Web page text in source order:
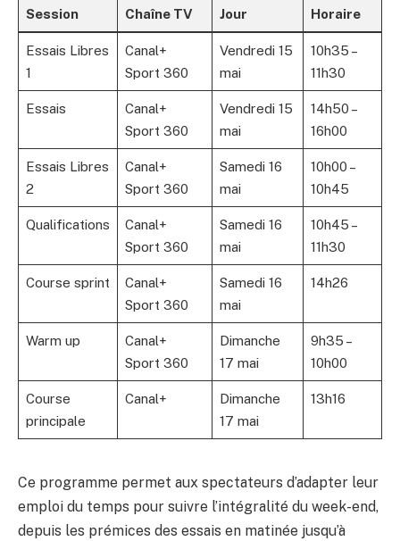
Session Chaîne TV Jour Horaire
Essais Libres
1
Canal+
Sport 360
Vendredi 15
mai
10h35 –
11h30
Essais
Canal+
Sport 360
Vendredi 15
mai
14h50 –
16h00
Essais Libres
2
Canal+
Sport 360
Samedi 16
mai
10h00 –
10h45
Qualifications
Canal+
Sport 360
Samedi 16
mai
10h45 –
11h30
Course sprint
Canal+
Sport 360
Samedi 16
mai
14h26
Warm up
Canal+
Sport 360
Dimanche
17 mai
9h35 –
10h00
Course
principale
Canal+
Dimanche
17 mai
13h16
Ce programme permet aux spectateurs d’adapter leur
emploi du temps pour suivre l’intégralité du week-end,
depuis les prémices des essais en matinée jusqu’à